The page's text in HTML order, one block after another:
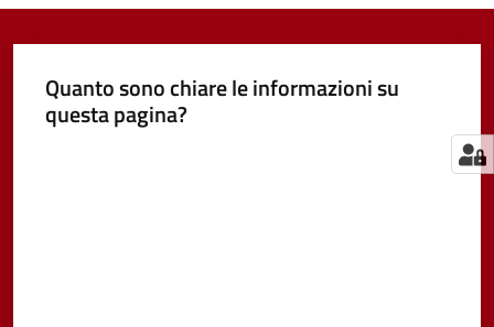
Quanto sono chiare le informazioni su
questa pagina?